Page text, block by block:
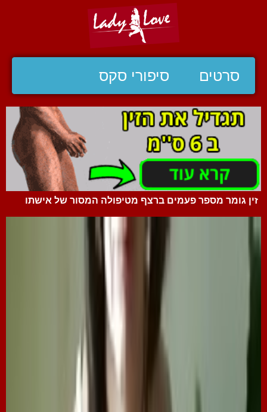
סרטים סיפורי סקס
זין גומר מספר פעמים ברצף מטיפולה המסור של אישתו